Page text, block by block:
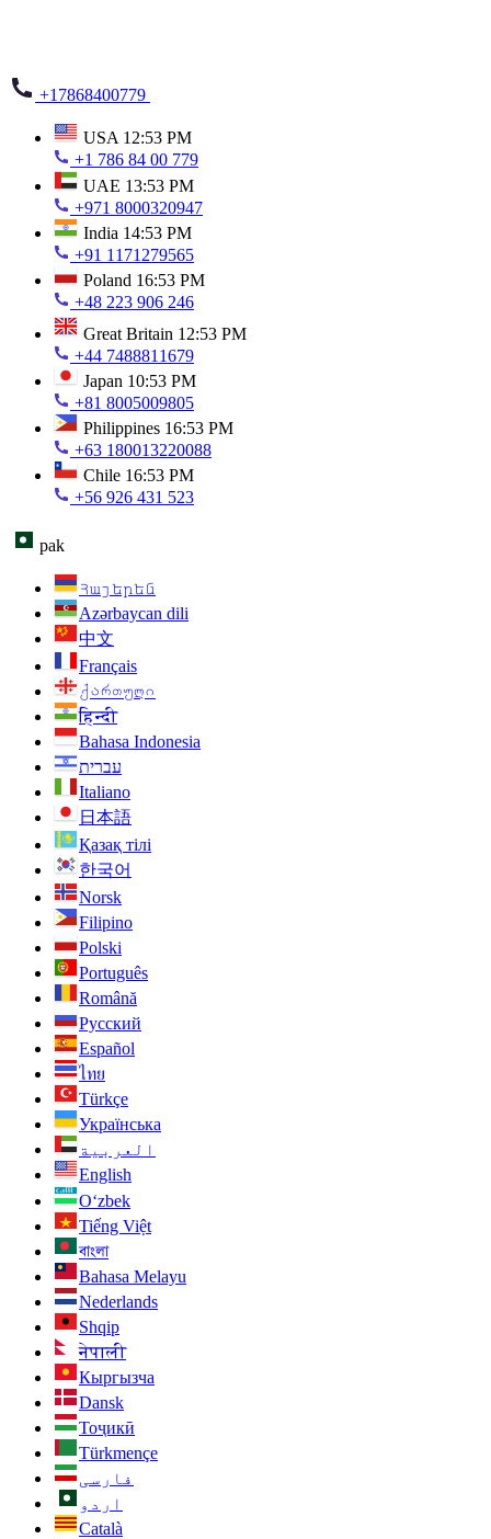
+17868400779
USA 12:53 PM
+1 786 84 00 779
UAE 13:53 PM
+971 8000320947
India 14:53 PM
+91 1171279565
Poland 16:53 PM
+48 223 906 246
Great Britain 12:53 PM
+44 7488811679
Japan 10:53 PM
+81 8005009805
Philippines 16:53 PM
+63 180013220088
Chile 16:53 PM
+56 926 431 523
pak
Հայերեն
Azərbaycan dili
中文
Français
ქართული
हिन्दी
Bahasa Indonesia
עברית
Italiano
日本語
Қазақ тілі
한국어
Norsk
Filipino
Polski
Português
Română
Русский
Español
ไทย
Türkçe
Українська
العربية
English
O‘zbek
Tiếng Việt
বাংলা
Bahasa Melayu
Nederlands
Shqip
नेपाली
Кыргызча
Dansk
Тоҷикӣ
Türkmençe
فارسی
اردو
Català